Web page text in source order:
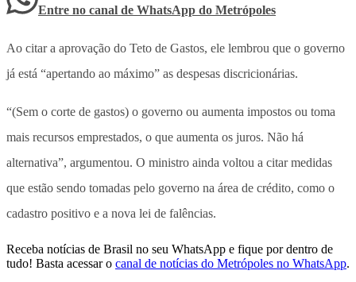
Entre no canal de WhatsApp do Metrópoles
Ao citar a aprovação do Teto de Gastos, ele lembrou que o governo
já está “apertando ao máximo” as despesas discricionárias.
“(Sem o corte de gastos) o governo ou aumenta impostos ou toma
mais recursos emprestados, o que aumenta os juros. Não há
alternativa”, argumentou. O ministro ainda voltou a citar medidas
que estão sendo tomadas pelo governo na área de crédito, como o
cadastro positivo e a nova lei de falências.
Receba notícias de Brasil no seu WhatsApp e fique por dentro de
tudo! Basta acessar o canal de notícias do Metrópoles no WhatsApp.